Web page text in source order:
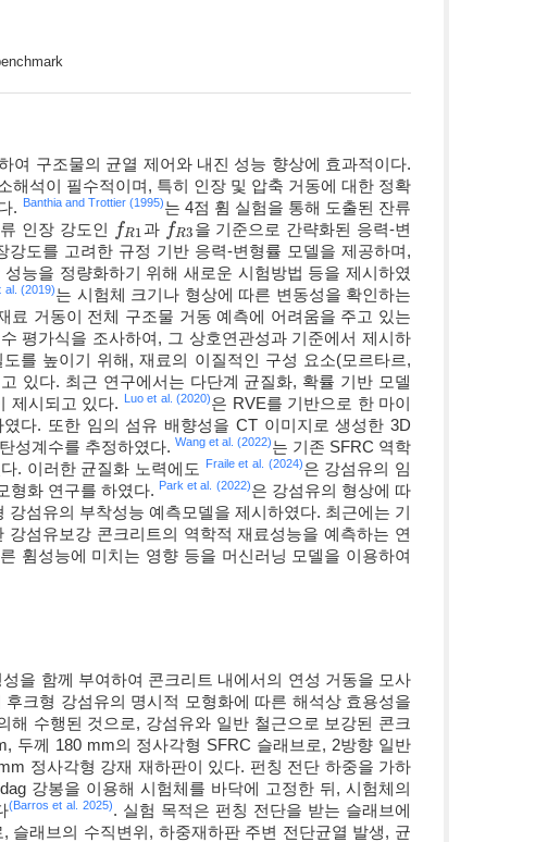
여 구조물의 균열 제어와 내진 성능 향상에 효과적이다.
해석이 필수적이며, 특히 인장 및 압축 거동에 대한 정확
. Banthia and Trottier (1995)는 4점 휨 실험을 통해 도출된 잔류
인장 강도인 fR1
fR1 과 fR3
fR3 을 기준으로 간략화된 응력-변
강도를 고려한 규정 기반 응력-변형률 모델을 제공하며,
성능을 정량화하기 위해 새로운 시험방법 등을 제시하였
al. (2019)는 시험체 크기나 형상에 따른 변동성을 확인하는
거동이 전체 구조물 거동 예측에 어려움을 주고 있는
평가식을 조사하여, 그 상호연관성과 기준에서 제시하
를 높이기 위해, 재료의 이질적인 구성 요소(모르타르,
있다. 최근 연구에서는 다단계 균질화, 확률 기반 모델
제시되고 있다. Luo et al. (2020)은 RVE를 기반으로 한 마이
다. 또한 임의 섬유 배향성을 CT 이미지로 생성한 3D
성계수를 추정하였다. Wang et al. (2022)는 기존 SFRC 역학
. 이러한 균질화 노력에도
Fraile et al. (2024)은 강섬유의 임
형화 연구를 하였다. Park et al. (2022)은 강섬유의 형상에 따
섬유의 부착성능 예측모델을 제시하였다. 최근에는 기
강섬유보강 콘크리트의 역학적 재료성능을 예측하는 연
휨성능에 미치는 영향 등을 머신러닝 모델을 이용하여
을 함께 부여하여 콘크리트 내에서의 연성 거동을 모사
크형 강섬유의 명시적 모형화에 따른 해석상 효용성을
해 수행된 것으로, 강섬유와 일반 철근으로 보강된 콘크
두께 180 mm의 정사각형 SFRC 슬래브로, 2방향 일반
정사각형 강재 재하판이 있다. 펀칭 전단 하중을 가하
강봉을 이용해 시험체를 바닥에 고정한 뒤, 시험체의
(Barros et al. 2025). 실험 목적은 펀칭 전단을 받는 슬래브에
래브의 수직변위, 하중재하판 주변 전단균열 발생, 균